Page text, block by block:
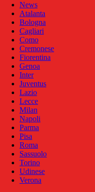
News
Atalanta
Bologna
Cagliari
Como
Cremonese
Fiorentina
Genoa
Inter
Juventus
Lazio
Lecce
Milan
Napoli
Parma
Pisa
Roma
Sassuolo
Torino
Udinese
Verona